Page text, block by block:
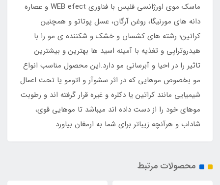
ماسک موی اورژانسی فلپس با فناوری WEB efect و عصاره
دانه های مورنیگا، روغن آرگان، عسل پوتاتو و همچنین
کراتین؛ رشته های کشسان و خشک و شکننده ی مو را با
هیدروتراپی و تغذیه با آمینه اسید ها بهترین و بیشترین
تاثیر را در احیا و آبرسانی مو دارد.این محصول مناسب انواع
مو بخصوص موهایی که در اثر سشوآر و اتومو یا تحت اعمال
شیمیایی مانند کراتین یا دکلره و غیره قرار گرفته اند و رطوبت
موهای خود را از دست داده اند میباشد تا موهایی قوی،
شاداب و هرآنچه زیباتر برای شما به ارمغان بیاورد
محصولات مرتبط